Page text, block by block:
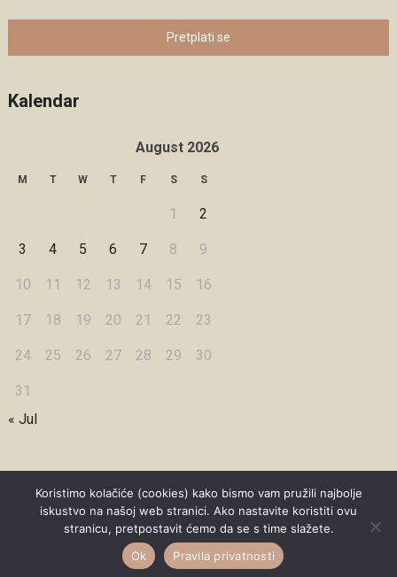
Pretplati se
Kalendar
August 2026
M T W T F S S
1 2
3 4 5 6 7 8 9
10 11 12 13 14 15 16
17 18 19 20 21 22 23
24 25 26 27 28 29 30
31
« Jul
Copyright © 2026 Under Dreamskies
Designed by WPZOOM
Koristimo kolačiće (cookies) kako bismo vam pružili najbolje
iskustvo na našoj web stranici. Ako nastavite koristiti ovu
stranicu, pretpostavit ćemo da se s time slažete.
Ok
Pravila privatnosti